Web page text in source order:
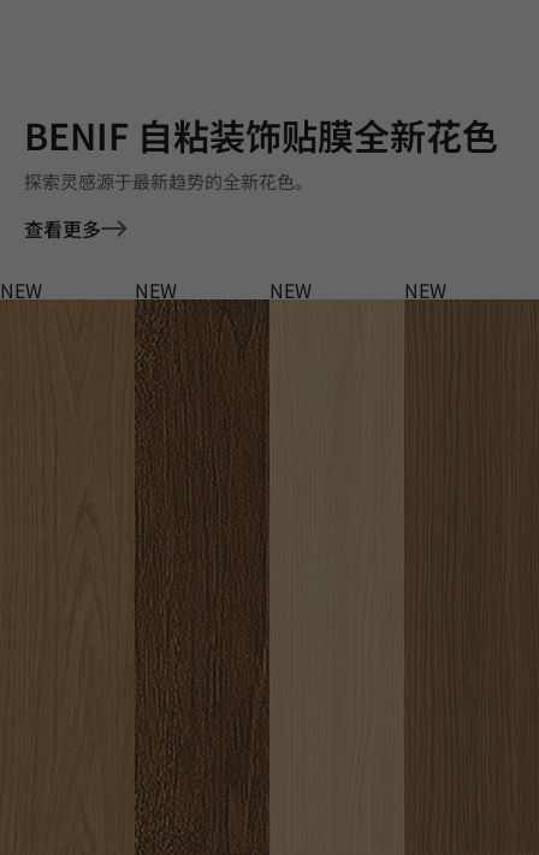
BENIF 自粘装饰贴膜全新花色
探索灵感源于最新趋势的全新花色。
查看更多
NEW NEW NEW NEW